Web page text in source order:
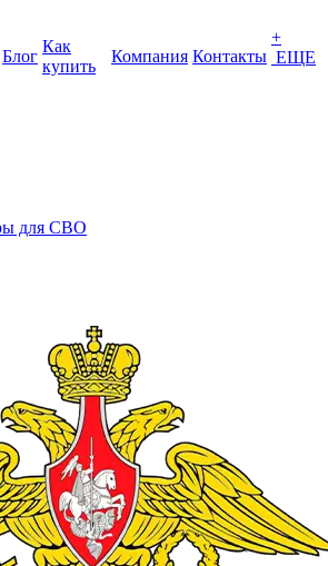
Блог
Как
купить
Компания Контакты
+
ЕЩЕ
для СВО